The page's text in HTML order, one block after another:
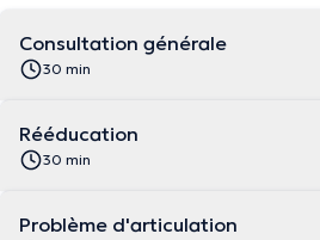
Consultation générale
30 min
Rééducation
30 min
Problème d'articulation